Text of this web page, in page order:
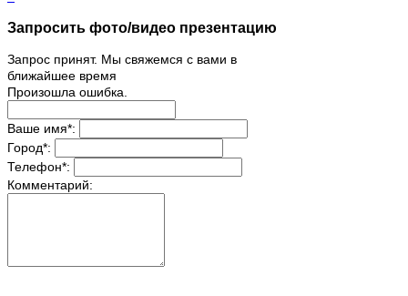
Запросить фото/видео презентацию
Запрос принят. Мы свяжемся с вами в
ближайшее время
Произошла ошибка.
Ваше имя*:
Город*:
Телефон*:
Комментарий: